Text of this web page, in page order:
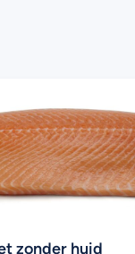
zonder huid